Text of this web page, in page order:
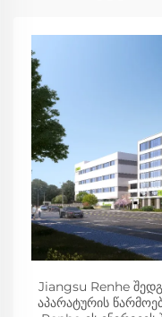
Jiangsu Renhe
აპარატურის